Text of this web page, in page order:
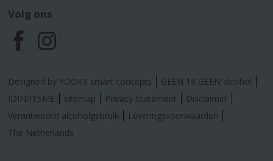
Volg ons
F
a
c
e
I
n
s
t
Designed by YOOKY smart concepts
GEEN 18 GEEN alcohol
IDIN/ITSME
sitemap Privacy Statement
Disclaimer
Verantwoord alcoholgebruik
Leveringsvoorwaarden
The Netherlands